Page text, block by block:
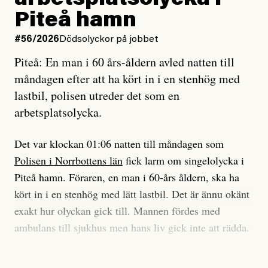
tidning?
Vad är bra journalistik?
Ett försök till korta svar som jag hoppas kan förtydliga
för Kuhn och Sassarinis-McGowan och andra hur jag
som chefredaktör ser på Dagens ETC:s uppdrag och
roll.
Vi skriver för våra läsare som vill bli informerade,
överraskade, bekräftade, utmanade – och som kräver
att vi granskar allt och alla.
Vi är som sagt en röd, grön och oberoende tidning.
Det betyder en annan journalistik än vad du hittar i
och lade min sista ungdom
på att laga en gammal bod.
Jag sökte ljuset och meningen,
efter det som var rent, rätt och sant,
och aldrig såg jag det klarare än
när jag ombord på bussen hjälpte en tant.
#23/2026Intervjun
Jesper Lundby: ”Livet i sig
är ganska politiskt”
Piteå hamn
#56/2026 Dödsolyckor på jobbet
Piteå: En man i 60 års-åldern avled natten till
måndagen efter att ha kört in i en stenhög med
lastbil, polisen utreder det som en
arbetsplatsolycka.
Det var klockan 01:06 natten till måndagen som
Polisen i Norrbottens län fick larm om singelolycka i
Piteå hamn. Föraren, en man i 60-års åldern, ska ha
kört in i en stenhög med lätt lastbil. Det är ännu okänt
exakt hur olyckan gick till. Mannen fördes med
ambulans till sjukhus men hans liv gick inte att rädda.